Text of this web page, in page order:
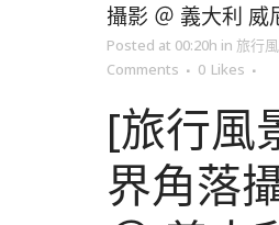
攝影 ＠ 義大利 威
Posted at 00:20h in 旅行
Comments
0 Likes
[旅行風
界角落